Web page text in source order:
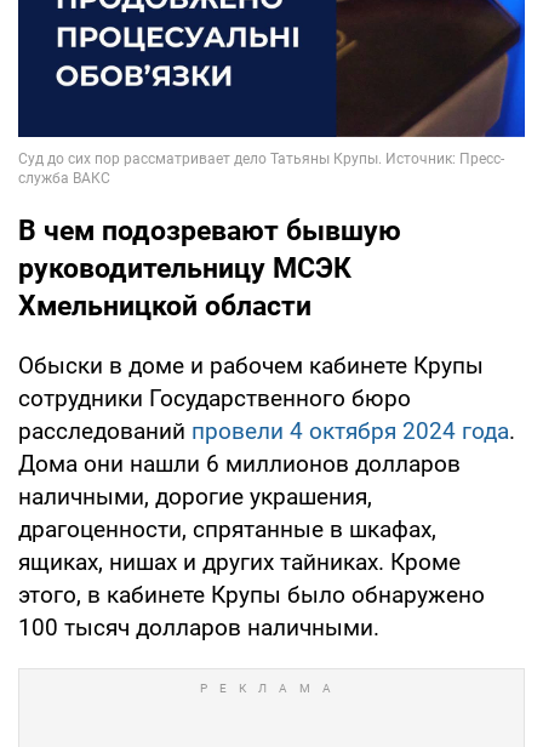
В чем подозревают бывшую
руководительницу МСЭК
Хмельницкой области
Обыски в доме и рабочем кабинете Крупы
сотрудники Государственного бюро
расследований провели 4 октября 2024 года.
Дома они нашли 6 миллионов долларов
наличными, дорогие украшения,
драгоценности, спрятанные в шкафах,
ящиках, нишах и других тайниках. Кроме
этого, в кабинете Крупы было обнаружено
100 тысяч долларов наличными.